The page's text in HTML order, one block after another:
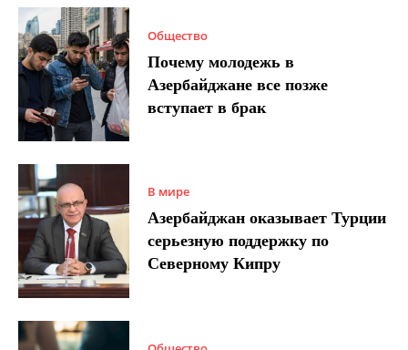
Общество
Почему молодежь в
Азербайджане все позже
вступает в брак
В мире
Азербайджан оказывает Турции
серьезную поддержку по
Северному Кипру